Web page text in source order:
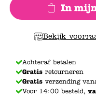
In
Bekijk
Achteraf betalen
Gratis retourneren
Gratis verzending
Voor 14:00 besteld,